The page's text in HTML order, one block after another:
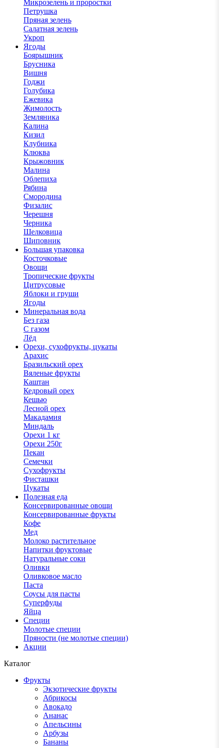
Микрозелень и проростки
Петрушка
Пряная зелень
Салатная зелень
Укроп
Ягоды
Боярышник
Брусника
Вишня
Годжи
Голубика
Ежевика
Жимолость
Земляника
Калина
Кизил
Клубника
Клюква
Крыжовник
Малина
Облепиха
Рябина
Смородина
Физалис
Черешня
Черника
Шелковица
Шиповник
Большая упаковка
Косточковые
Овощи
Тропические фрукты
Цитрусовые
Яблоки и груши
Ягоды
Минеральная вода
Без газа
С газом
Лёд
Орехи, сухофрукты, цукаты
Арахис
Бразильский орех
Вяленые фрукты
Каштан
Кедровый орех
Кешью
Лесной орех
Макадамия
Миндаль
Орехи 1 кг
Орехи 250г
Пекан
Семечки
Сухофрукты
Фисташки
Цукаты
Полезная еда
Консервированные овощи
Консервированные фрукты
Кофе
Мед
Молоко растительное
Напитки фруктовые
Натуральные соки
Оливки
Оливковое масло
Паста
Соусы для пасты
Суперфуды
Яйца
Специи
Молотые специи
Пряности (не молотые специи)
Акции
Каталог
Фрукты
Экзотические фрукты
Абрикосы
Авокадо
Ананас
Апельсины
Арбузы
Бананы